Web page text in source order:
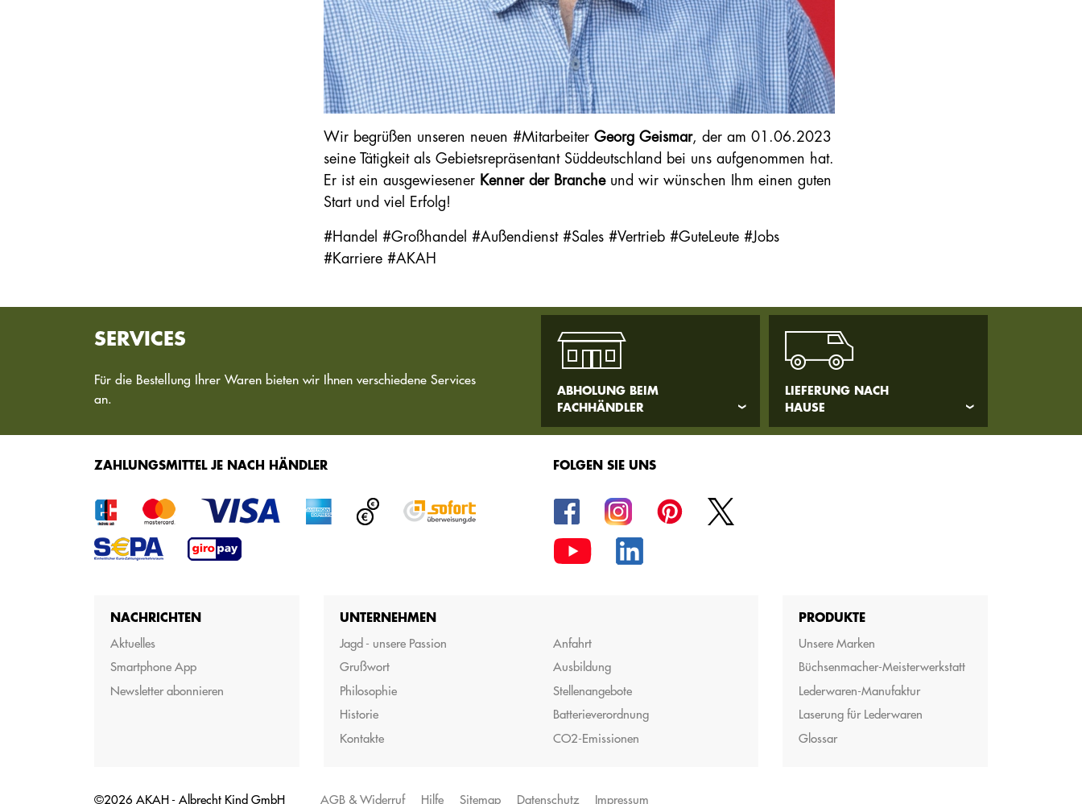
Wir begrüßen unseren neuen #Mitarbeiter Georg Geismar, der am 01.06.2023
seine Tätigkeit als Gebietsrepräsentant Süddeutschland bei uns aufgenommen hat.
Er ist ein ausgewiesener Kenner der Brancheund wir wünschen Ihm einen guten
Start und viel Erfolg!
#Handel #Großhandel #Außendienst #Sales #Vertrieb #GuteLeute #Jobs
#Karriere #AKAH
SERVICES
Für die Bestellung Ihrer Waren bieten wir Ihnen verschiedene Services
an.
ABHOLUNG BEIM
FACHHÄNDLER
LIEFERUNG NACH
HAUSE
ZAHLUNGSMITTEL JE NACH HÄNDLER FOLGEN SIE UNS
NACHRICHTEN
Aktuelles
Smartphone App
Newsletter abonnieren
UNTERNEHMEN
Jagd - unsere Passion
Grußwort
Philosophie
Historie
Kontakte
Anfahrt
Ausbildung
Stellenangebote
Batterieverordnung
CO2-Emissionen
PRODUKTE
Unsere Marken
Büchsenmacher-Meisterwerkstatt
Lederwaren-Manufaktur
Laserung für Lederwaren
Glossar
©2026 AKAH - Albrecht Kind GmbH AGB & Widerruf Hilfe Sitemap Datenschutz Impressum